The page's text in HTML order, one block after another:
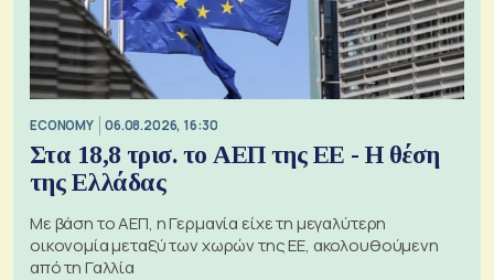
ECONOMY 06.08.2026, 16:30
Στα 18,8 τρισ. το ΑΕΠ της ΕΕ - Η θέση
της Ελλάδας
Με βάση το ΑΕΠ, η Γερμανία είχε τη μεγαλύτερη
οικονομία μεταξύ των χωρών της ΕΕ, ακολουθούμενη
από τη Γαλλία